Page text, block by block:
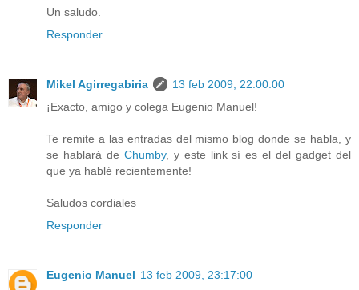
Un saludo.
Responder
Mikel Agirregabiria
13 feb 2009, 22:00:00
¡Exacto, amigo y colega Eugenio Manuel!
Te remite a las entradas del mismo blog donde se habla, y
se hablará de Chumby, y este link sí es el del gadget del
que ya hablé recientemente!
Saludos cordiales
Responder
Eugenio Manuel 13 feb 2009, 23:17:00